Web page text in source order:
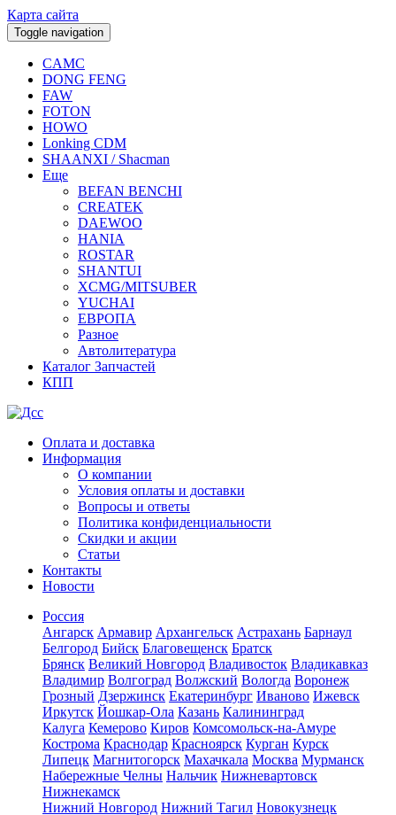
Карта сайта
Toggle navigation
CAMC
DONG FENG
FAW
FOTON
HOWO
Lonking CDM
SHAANXI / Shacman
Еще
BEFAN BENCHI
CREATEK
DAEWOO
HANIA
ROSTAR
SHANTUI
XCMG/MITSUBER
YUCHAI
ЕВРОПА
Разное
Aвтолитература
Каталог Запчастей
КПП
Оплата и доставка
Информация
О компании
Условия оплаты и доставки
Вопросы и ответы
Политика конфиденциальности
Скидки и акции
Статьи
Контакты
Новости
Россия
Ангарск Армавир Архангельск Астрахань Барнаул
Белгород Бийск Благовещенск Братск
Брянск Великий Новгород Владивосток Владикавказ
Владимир Волгоград Волжский Вологда Воронеж
Грозный Дзержинск Екатеринбург Иваново Ижевск
Иркутск Йошкар-Ола Казань Калининград
Калуга Кемерово Киров Комсомольск-на-Амуре
Кострома Краснодар Красноярск Курган Курск
Липецк Магнитогорск Махачкала Москва Мурманск
Набережные Челны Нальчик Нижневартовск
Нижнекамск
Нижний Новгород Нижний Тагил Новокузнецк